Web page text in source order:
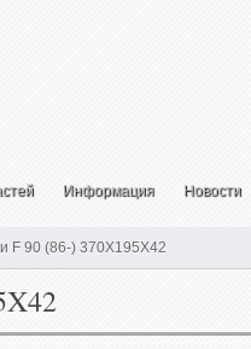
Информация Новости
F 90 (86-) 370X195X42